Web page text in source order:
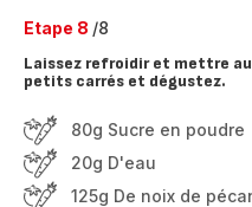
Etape 8 /8
Laissez refroidir et mettre
petits carrés et dégustez.
80g Sucre en poudre
20g D'eau
125g De noix de